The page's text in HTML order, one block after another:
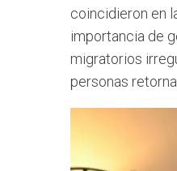
coincidieron en
importancia de
migratorios
personas